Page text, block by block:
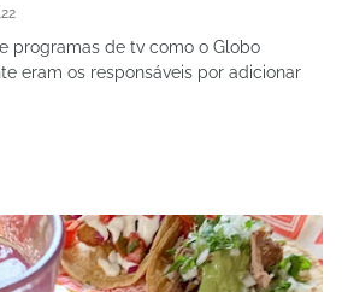
programas de tv como o Globo
eram os responsáveis por adicionar